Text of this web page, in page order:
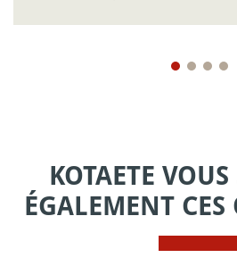
KOTAETE VOUS
ÉGALEMENT